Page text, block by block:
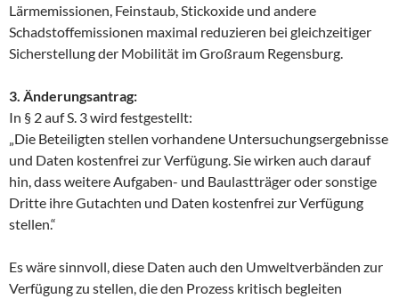
Lärmemissionen, Feinstaub, Stickoxide und andere
Schadstoffemissionen maximal reduzieren bei gleichzeitiger
Sicherstellung der Mobilität im Großraum Regensburg.
3. Änderungsantrag:
In § 2 auf S. 3 wird festgestellt:
„Die Beteiligten stellen vorhandene Untersuchungsergebnisse
und Daten kostenfrei zur Verfügung. Sie wirken auch darauf
hin, dass weitere Aufgaben- und Baulastträger oder sonstige
Dritte ihre Gutachten und Daten kostenfrei zur Verfügung
stellen.“
Es wäre sinnvoll, diese Daten auch den Umweltverbänden zur
Verfügung zu stellen, die den Prozess kritisch begleiten